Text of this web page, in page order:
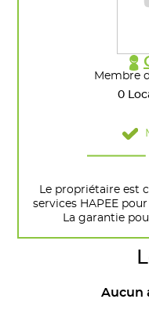
Membre
0
Le propriétaire est
services HAPEE
La garantie
Aucun